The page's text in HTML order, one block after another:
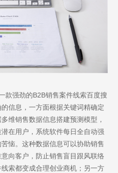
款强劲的B2B销售案件线索百度搜
信息，一方面根据关键词精确定
维销售数据信息搭建预测模型，
在用户，系统软件每日全自动强
恼。这种数据信息可以协助销售
向客户，防止销售盲目跟风联络
索都变成合理创业商机；另一方